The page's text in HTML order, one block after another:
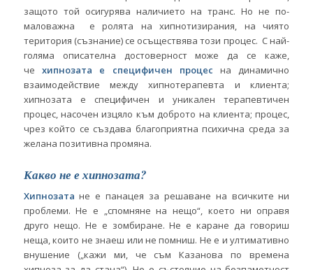
защото той осигурява наличието на транс. Но не по-
маловажна е ролята на хипнотизирания, на чиято
територия (съзнание) се осъществява този процес. С най-
голяма описателна достоверност може да се каже,
че хипнозата е специфичен процес на динамично
взаимодействие между хипнотерапевта и клиента;
хипнозата е специфичен и уникален терапевтичен
процес, насочен изцяло към доброто на клиента; процес,
чрез който се създава благоприятна психична среда за
желана позитивна промяна.
Какво не е хипнозата?
Хипнозата не е панацея за решаване на всичките ни
проблеми. Не е „спомняне на нещо“, което ни оправя
друго нещо. Не е зомбиране. Не е каране да говориш
неща, които не знаеш или не помниш. Не е и ултимативно
внушение („кажи ми, че съм Казанова по времена